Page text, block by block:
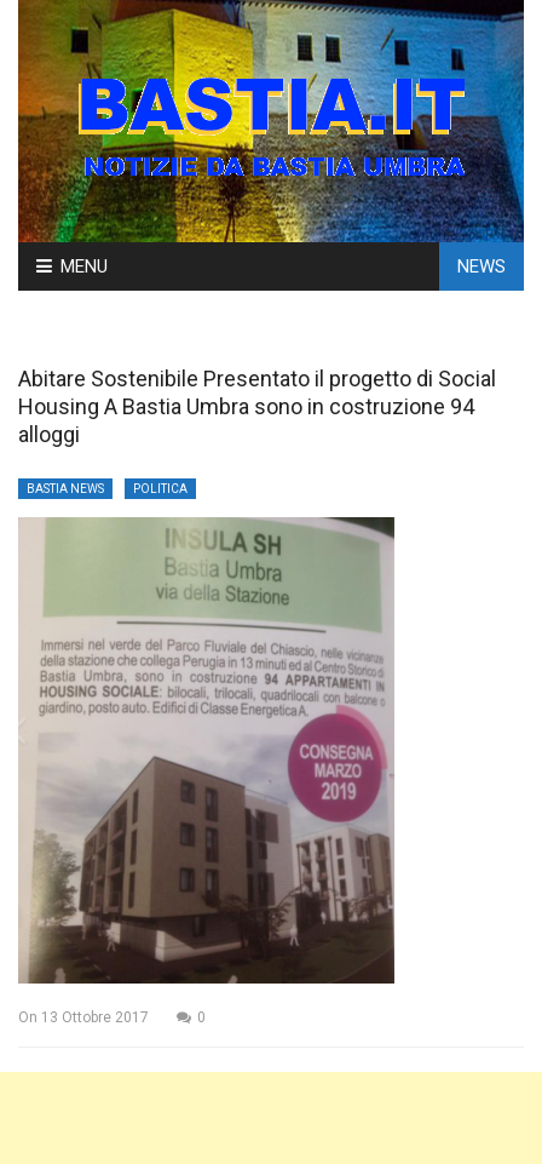
Skip
to
MENU NEWS
Abitare Sostenibile Presentato il progetto di Social
Housing A Bastia Umbra sono in costruzione 94
alloggi
BASTIA NEWS POLITICA
On 13 Ottobre 2017 0